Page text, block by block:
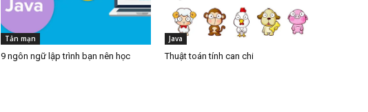
Tản mạn
9 ngôn ngữ lập trình bạn nên học
Java
Thuật toán tính can chi